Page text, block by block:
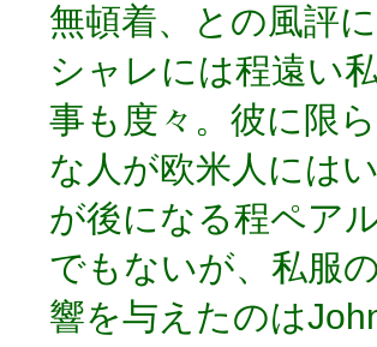
無頓着、との風評
シャレには程遠い
事も度々。彼に限
な人が欧米人には
が後になる程ペア
でもないが、私服
響を与えたのは